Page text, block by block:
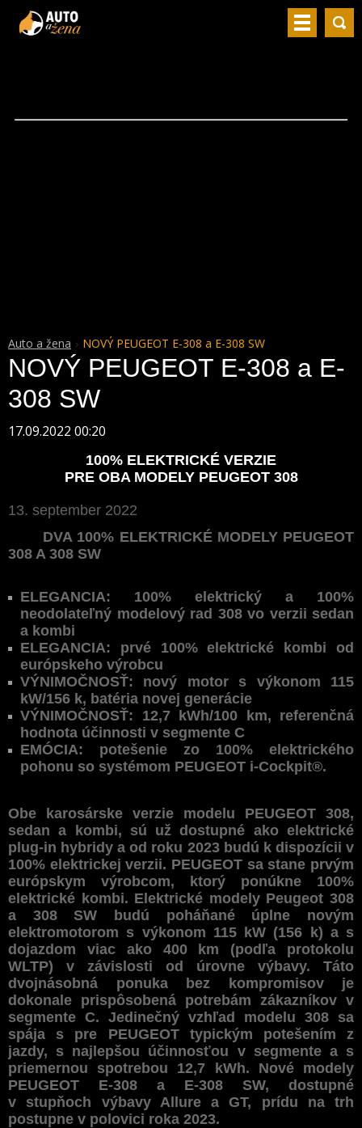
Auto a žena NOVÝ PEUGEOT E-308 a E-308 SW
NOVÝ PEUGEOT E-308 a E-
308 SW
17.09.2022 00:20
100% ELEKTRICKÉ VERZIE
PRE OBA MODELY PEUGEOT 308
13. september 2022
DVA 100% ELEKTRICKÉ MODELY PEUGEOT
308 A 308 SW
ELEGANCIA: 100% elektrický a 100%
neodolateľný modelový rad 308 vo verzii sedan
a kombi
ELEGANCIA: prvé 100% elektrické kombi od
európskeho výrobcu
VÝNIMOČNOSŤ: nový motor s výkonom 115
kW/156 k, batéria novej generácie
VÝNIMOČNOSŤ: 12,7 kWh/100 km, referenčná
hodnota účinnosti v segmente C
EMÓCIA: potešenie zo 100% elektrického
pohonu so systémom PEUGEOT i-Cockpit®.
Obe karosárske verzie modelu PEUGEOT 308,
sedan a kombi, sú už dostupné ako elektrické
plug-in hybridy a od roku 2023 budú k dispozícii v
100% elektrickej verzii. PEUGEOT sa stane prvým
európskym výrobcom, ktorý ponúkne 100%
elektrické kombi. Elektrické modely Peugeot 308
a 308 SW budú poháňané úplne novým
elektromotorom s výkonom 115 kW (156 k) a s
dojazdom viac ako 400 km (podľa protokolu
WLTP) v závislosti od úrovne výbavy. Táto
dvojnásobná ponuka bez kompromisov je
dokonale prispôsobená potrebám zákazníkov v
segmente C. Jedinečný vzhľad modelu 308 sa
spája s pre PEUGEOT typickým potešením z
jazdy, s najlepšou účinnosťou v segmente a s
priemernou spotrebou 12,7 kWh. Nové modely
PEUGEOT E-308 a E-308 SW, dostupné
v stupňoch výbavy Allure a GT, prídu na trh
postupne v polovici roka 2023.